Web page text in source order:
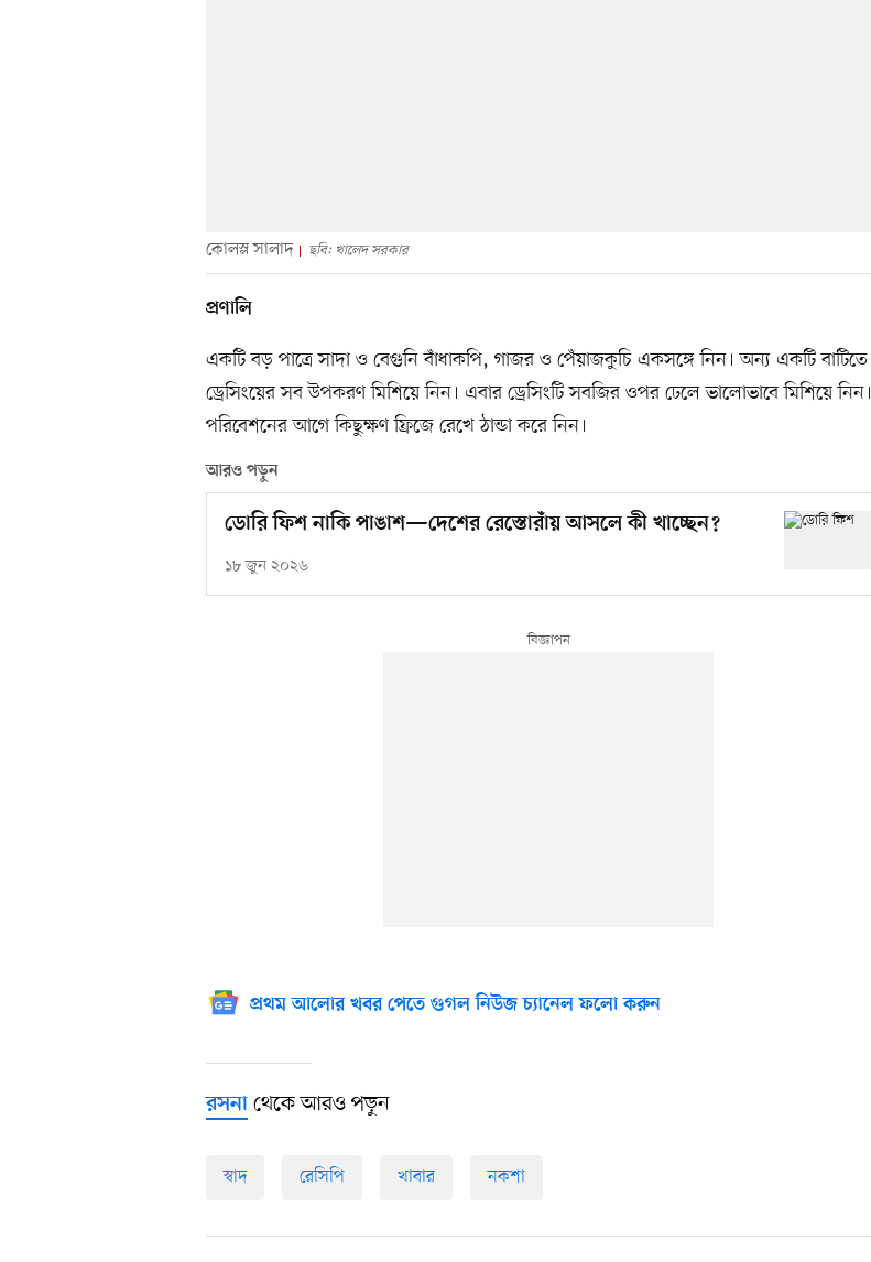
কোলস্ল সালাদ ছবি: খালেদ সরকার
প্রণালি
একটি বড় পাত্রে সাদা ও বেগুনি বাঁধাকপি, গাজর ও পেঁয়াজকুচি একসঙ্গে নিন। অন্য একটি বাটিতে
ড্রেসিংয়ের সব উপকরণ মিশিয়ে নিন। এবার ড্রেসিংটি সবজির ওপর ঢেলে ভালোভাবে মিশিয়ে নিন।
পরিবেশনের আগে কিছুক্ষণ ফ্রিজে রেখে ঠান্ডা করে নিন।
আরও পড়ুন
ডোরি ফিশ নাকি পাঙাশ—দেশের রেস্তোরাঁয় আসলে কী খাচ্ছেন?
১৮ জুন ২০২৬
প্রথম আলোর খবর পেতে গুগল নিউজ চ্যানেল ফলো করুন
রসনা থেকে আরও পড়ুন
স্বাদ রেসিপি খাবার নকশা